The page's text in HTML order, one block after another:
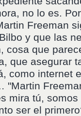
no lo es.
Freeman
y que las
cosa que
que asegurar
como internet
"Martin
mira tú,
ser el